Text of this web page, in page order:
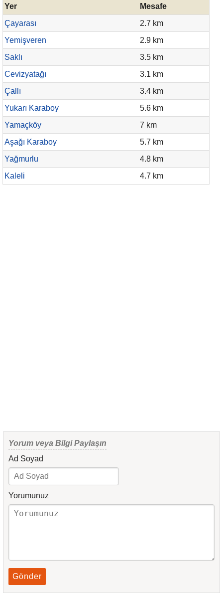
Yer
Mesafe
Çayarası
2.7 km
Yemişveren
2.9 km
Saklı
3.5 km
Cevizyatağı
3.1 km
Çallı
3.4 km
Yukarı Karaboy
5.6 km
Yamaçköy
7 km
Aşağı Karaboy
5.7 km
Yağmurlu
4.8 km
Kaleli
4.7 km
Yorum veya Bilgi Paylaşın
Ad Soyad
Yorumunuz
Gönder